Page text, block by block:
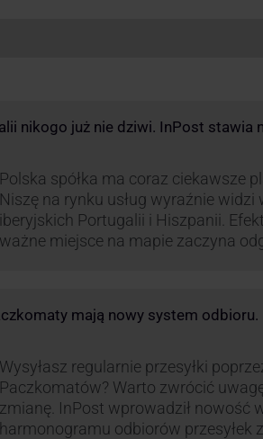
nikogo już nie dziwi. InPost stawia
Polska spółka ma coraz ciekawsze
Niszę na rynku usług wyraźnie widzi
iberyjskich Portugalii i Hiszpanii.
ważne miejsce na mapie zaczyna
mają nowy system odbioru.
Wysyłasz regularnie przesyłki
Paczkomatów? Warto zwrócić
zmianę. InPost wprowadził nowość
harmonogramu odbiorów przesyłek